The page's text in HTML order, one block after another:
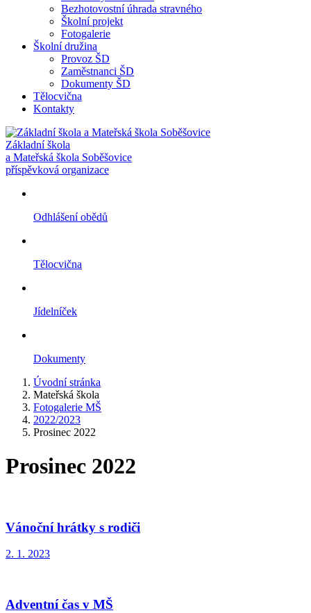
Bezhotovostní úhrada stravného
Školní projekt
Fotogalerie
Školní družina
Provoz ŠD
Zaměstnanci ŠD
Dokumenty ŠD
Tělocvična
Kontakty
Základní škola
a Mateřská škola Soběšovice
příspěvková organizace
Odhlášení obědů
Tělocvična
Jídelníček
Dokumenty
Úvodní stránka
Mateřská škola
Fotogalerie MŠ
2022/2023
Prosinec 2022
Prosinec 2022
Vánoční hrátky s rodiči
2. 1. 2023
Adventní čas v MŠ